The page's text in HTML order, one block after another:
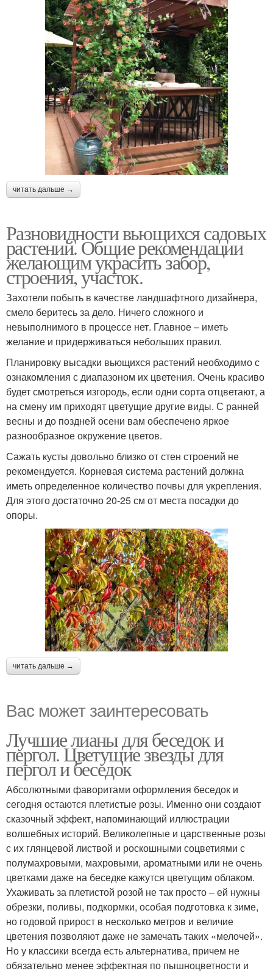
читать дальше →
Разновидности вьющихся садовых
растений. Общие рекомендации
желающим украсить забор,
строения, участок.
Захотели побыть в качестве ландшафтного дизайнера,
смело беритесь за дело. Ничего сложного и
невыполнимого в процессе нет. Главное – иметь
желание и придерживаться небольших правил.
Планировку высадки вьющихся растений необходимо с
ознакомления с диапазоном их цветения. Очень красиво
будет смотреться изгородь, если одни сорта отцветают, а
на смену им приходят цветущие другие виды. С ранней
весны и до поздней осени вам обеспечено яркое
разнообразное окружение цветов.
Сажать кусты довольно близко от стен строений не
рекомендуется. Корневая система растений должна
иметь определенное количество почвы для укрепления.
Для этого достаточно 20-25 см от места посадки до
опоры.
читать дальше →
Вас может заинтересовать
Лучшие лианы для беседок и
пергол. Цветущие звезды для
пергол и беседок
Абсолютными фаворитами оформления беседок и
сегодня остаются плетистые розы. Именно они создают
сказочный эффект, напоминающий иллюстрации
волшебных историй. Великолепные и царственные розы
с их глянцевой листвой и роскошными соцветиями с
полумахровыми, махровыми, ароматными или не очень
цветками даже на беседке кажутся цветущим облаком.
Ухаживать за плетистой розой не так просто – ей нужны
обрезки, поливы, подкормки, особая подготовка к зиме,
но годовой прирост в несколько метров и величие
цветения позволяют даже не замечать таких «мелочей».
Но у классики всегда есть альтернатива, причем не
обязательно менее эффектная по пышноцветности и